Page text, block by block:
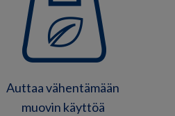
Auttaa vähentämään
muovin käyttöä